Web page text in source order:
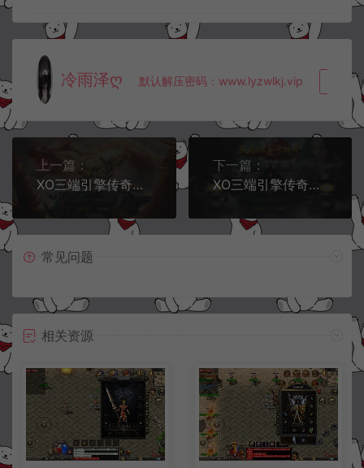
冷雨泽ღ 默认解压密码：www.lyzwlkj.vip 复
上一篇：
XO三端引擎传奇手游【1.80至尊星王合击版】3月最新整理Win一键服务端+PC安卓苹果+详细搭建教程+视频教程
下一篇：
XO三端引擎传奇手游【1.76新版天府复古特色版】4月最新整理Win一键服务端+纯复古版本+装备全爆+PC安卓苹果+详细搭建教程+视频教程
常见问题
相关资源